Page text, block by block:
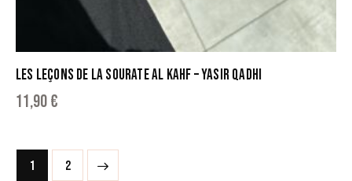
LES LEÇONS DE LA SOURATE AL KAHF – YASIR QADHI
11,90€
1 2
→